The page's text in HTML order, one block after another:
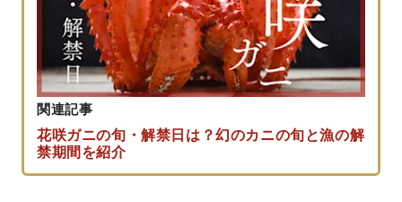
関連記事
花咲ガニの旬・解禁日は？幻のカニの旬と漁の解
禁期間を紹介